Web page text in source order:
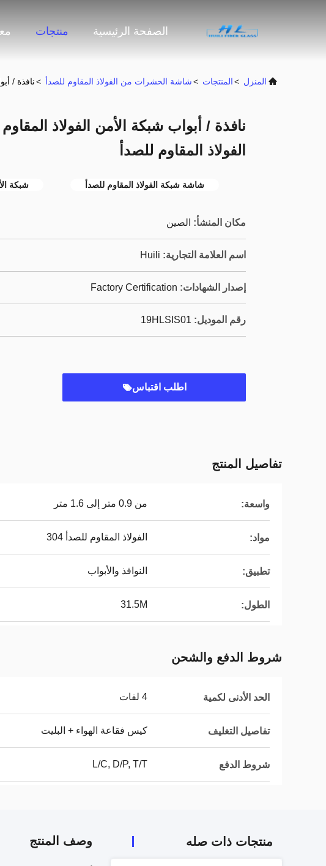
الصفحة الرئيسية منتجات
المنزل >المنتجات >شاشة الحشرات من الفولاذ المقاوم للصدأ >نافذة /
نافذة / أبواب شبكة الأمن الفولاذ
الفولاذ المقاوم للصدأ
شاشة شبكة الفولاذ المقاوم للصدأ شبكة
مكان المنشأ: الصين
اسم العلامة التجارية: Huili
إصدار الشهادات: Factory Certification
رقم الموديل: 19HLSIS01
اطلب اقتباس
تفاصيل المنتج
واسعة: من 0.9 متر إلى 1.6 متر
مواد: الفولاذ المقاوم للصدأ 304
تطبيق: النوافذ والأبواب
الطول: 31.5M
شروط الدفع والشحن
الحد الأدنى لكمية 4 لفات
تفاصيل التغليف كيس فقاعة الهواء + البليت
شروط الدفع L/C, D/P, T/T
منتجات ذات صله وصف المنتج